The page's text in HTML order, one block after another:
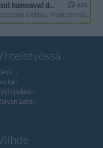
Lehti